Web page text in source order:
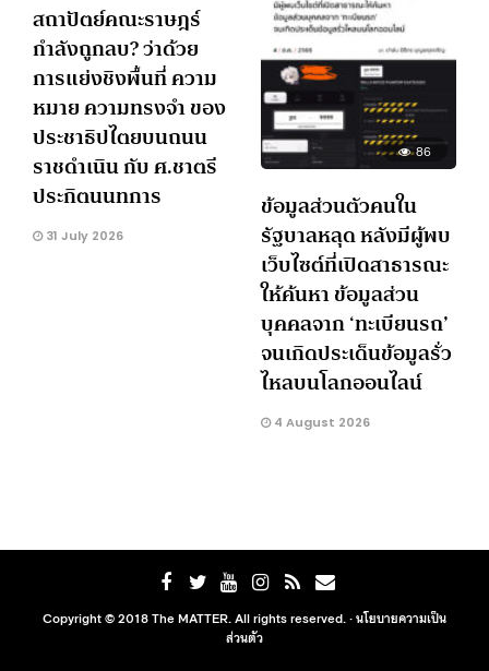
สถาปัตย์คณะราษฎร์
กำลังถูกลบ? ว่าด้วย
การแย่งชิงพื้นที่ ความ
หมาย ความทรงจำ ของ
ประชาธิปไตยบนถนน
ราชดำเนิน กับ ศ.ชาตรี
ประกิตนนทการ
31 July 2026
86
ข้อมูลส่วนตัวคนใน
รัฐบาลหลุด หลังมีผู้พบ
เว็บไซต์ที่เปิดสาธารณะ
ให้ค้นหา ข้อมูลส่วน
บุคคลจาก ‘ทะเบียนรถ’
จนเกิดประเด็นข้อมูลรั่ว
ไหลบนโลกออนไลน์
4 August 2026
Copyright © 2018 The MATTER. All rights reserved. ·นโยบายความเป็น
ส่วนตัว